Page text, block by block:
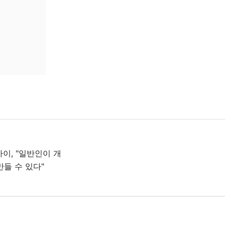
, "일반인이 개
들 수 있다"